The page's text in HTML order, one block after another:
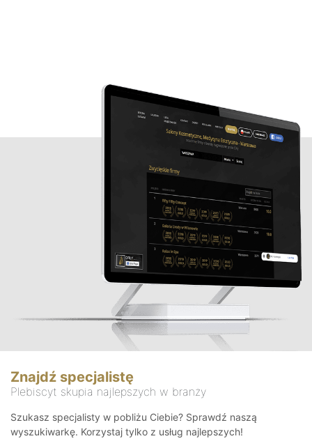
Znajdź specjalistę
Plebiscyt skupia najlepszych w branży
Szukasz specjalisty w pobliżu Ciebie? Sprawdź naszą
wyszukiwarkę. Korzystaj tylko z usług najlepszych!